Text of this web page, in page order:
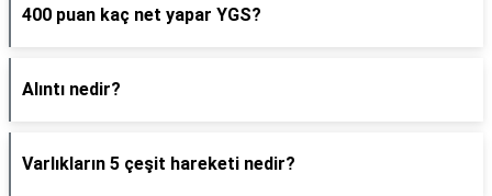
400 puan kaç net yapar YGS?
Alıntı nedir?
Varlıkların 5 çeşit hareketi nedir?